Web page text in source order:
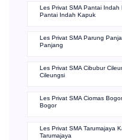
Les Privat SMA Pantai
Pantai Indah Kapuk
Les Privat SMA Parung
Panjang
Les Privat SMA Cibubur
Cileungsi
Les Privat SMA Ciomas
Bogor
Les Privat SMA Tarumajaya
Tarumajaya